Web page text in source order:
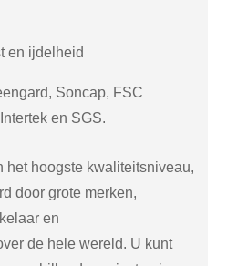
en ijdelheid
Soncap, FSC
en SGS.
het hoogste kwaliteitsniveau,
door grote merken,
en
de hele wereld. U kunt